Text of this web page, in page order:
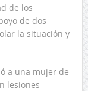
de los
de dos
la situación y
a una mujer de
lesiones